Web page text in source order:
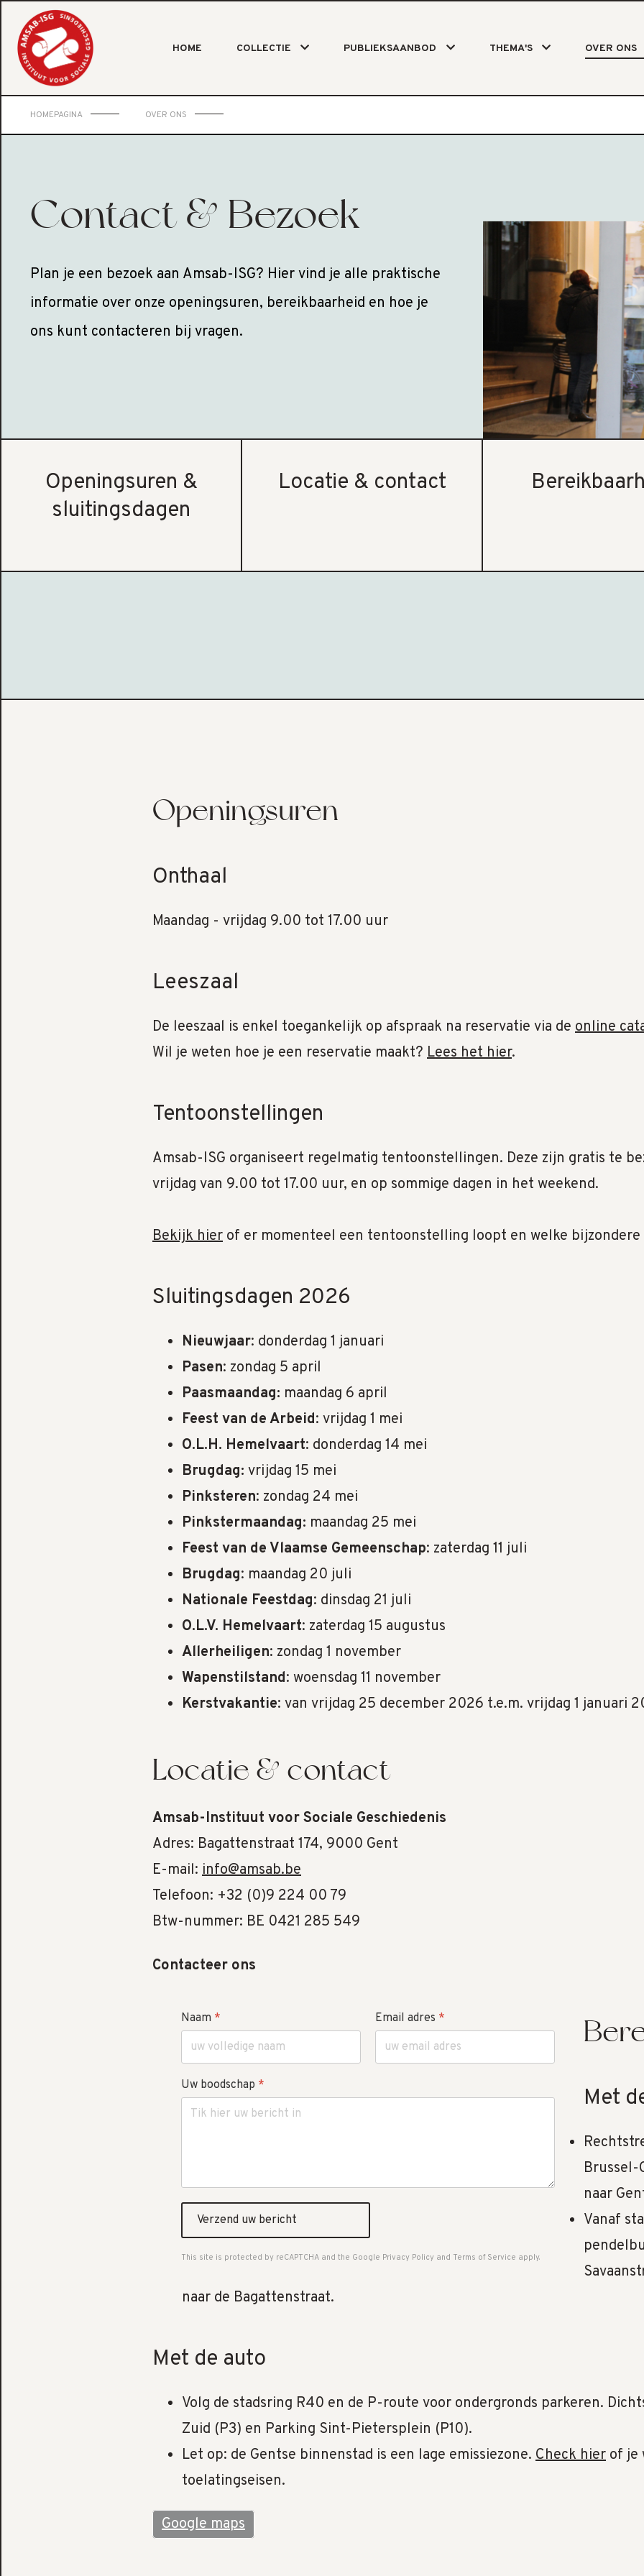
HOME COLLECTIE PUBLIEKSAANBOD THEMA'S OVER ONS
HOMEPAGINA OVER ONS
Contact & Bezoek
Plan je een bezoek aan Amsab-ISG? Hier vind je alle praktische
informatie over onze openingsuren, bereikbaarheid en hoe je
ons kunt contacteren bij vragen.
Openingsuren &
sluitingsdagen
Locatie & contact
Openingsuren
Onthaal
Maandag - vrijdag 9.00 tot 17.00 uur
Leeszaal
De leeszaal is enkel toegankelijk op afspraak na reservatie via de online
Wil je weten hoe je een reservatie maakt? Lees het hier.
Tentoonstellingen
Amsab-ISG organiseert regelmatig tentoonstellingen. Deze zijn gratis te
vrijdag van 9.00 tot 17.00 uur, en op sommige dagen in het weekend.
Bekijk hier of er momenteel een tentoonstelling loopt en welke
Sluitingsdagen 2026
Nieuwjaar: donderdag 1 januari
Pasen: zondag 5 april
Paasmaandag: maandag 6 april
Feest van de Arbeid: vrijdag 1 mei
O.L.H. Hemelvaart: donderdag 14 mei
Brugdag: vrijdag 15 mei
Pinksteren: zondag 24 mei
Pinkstermaandag: maandag 25 mei
Feest van de Vlaamse Gemeenschap: zaterdag 11 juli
Brugdag: maandag 20 juli
Nationale Feestdag: dinsdag 21 juli
O.L.V. Hemelvaart: zaterdag 15 augustus
Allerheiligen: zondag 1 november
Wapenstilstand: woensdag 11 november
Kerstvakantie: van vrijdag 25 december 2026 t.e.m. vrijdag 1 januari
Locatie & contact
Amsab-Instituut voor Sociale Geschiedenis
Adres: Bagattenstraat 174, 9000 Gent
E-mail: info@amsab.be
Telefoon: +32 (0)9 224 00 79
Btw-nummer: BE 0421 285 549
Contacteer ons
Naam * Email adres *
Uw boodschap *
Verzend uw bericht
This site is protected by reCAPTCHA and the Google Privacy Policy and Terms of Service apply.
Met
Brussel-
naar
Vanaf
naar de Bagattenstraat.
Met de auto
Volg de stadsring R40 en de P-route voor ondergronds parkeren.
Zuid (P3) en Parking Sint-Pietersplein (P10).
Let op: de Gentse binnenstad is een lage emissiezone. Check hier of je
toelatingseisen.
Google maps